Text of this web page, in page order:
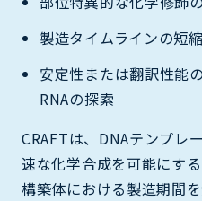
製造タイムラインの短
安定性または翻訳性能
RNAの探索
CRAFTは、DNAテンプレ
速な化学合成を可能にす
構築体における製造期間